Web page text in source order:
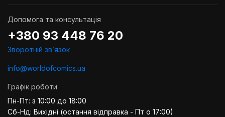
Допомога та консультація
+380 93 448 76 20
Зворотній звʼязок
info@worldofcomics.ua
Графік роботи
Пн-Пт: з 10:00 до 18:00
Сб-Нд: Вихідні (остання відправка - Пт о 17:00)